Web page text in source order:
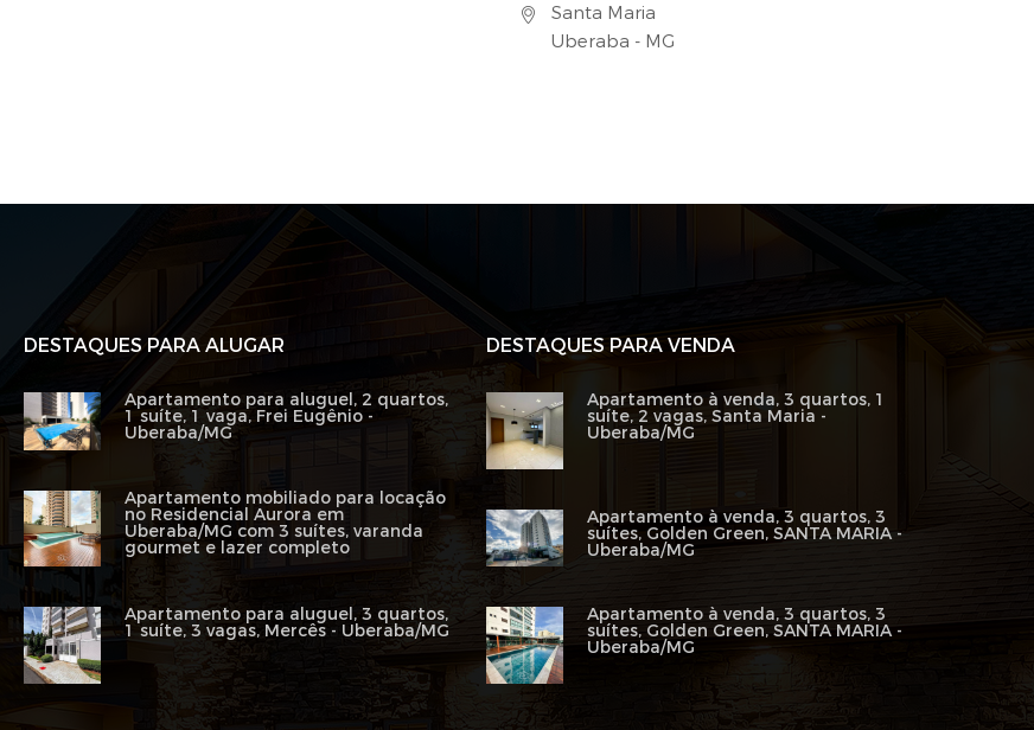
Santa Maria
Uberaba - MG
DESTAQUES PARA ALUGAR
Apartamento para aluguel, 2 quartos,
1 suíte, 1 vaga, Frei Eugênio -
Uberaba/MG
Apartamento mobiliado para locação
no Residencial Aurora em
Uberaba/MG com 3 suítes, varanda
gourmet e lazer completo
Apartamento para aluguel, 3 quartos,
1 suíte, 3 vagas, Mercês - Uberaba/MG
DESTAQUES PARA VENDA
Apartamento à venda, 3 quartos, 1
suíte, 2 vagas, Santa Maria -
Uberaba/MG
Apartamento à venda, 3 quartos, 3
suítes, Golden Green, SANTA MARIA -
Uberaba/MG
Apartamento à venda, 3 quartos, 3
suítes, Golden Green, SANTA MARIA -
Uberaba/MG